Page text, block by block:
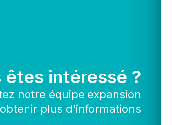
êtes intéressé ?
notre équipe expansion
plus d'informations